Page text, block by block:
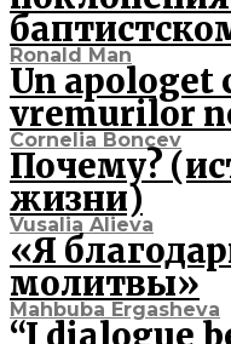
Ronald Man
Un apologet
vremurilor
Cornelia Boncev
Почему?
жизни)
Vusalia Alieva
«Я
молитвы»
Mahbuba Ergasheva
“I dialogue